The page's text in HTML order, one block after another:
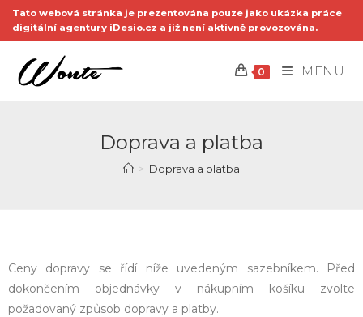
0 MENU
Doprava a platba
> Doprava a platba
Ceny dopravy se řídí níže uvedeným sazebníkem. Před
dokončením objednávky v nákupním košíku zvolte
požadovaný způsob dopravy a platby.